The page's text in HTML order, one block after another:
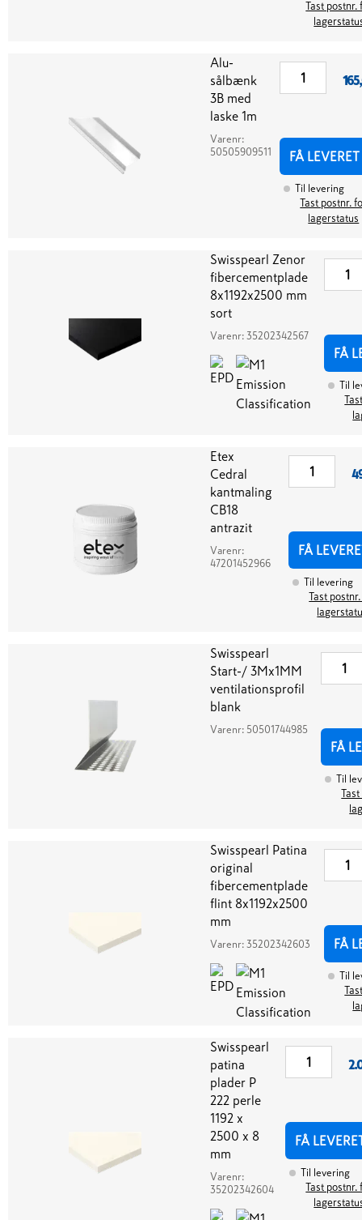
Tast postnr.
Alu-
sålbænk
3B med
laske 1m
Varenr:
50505909511
FÅ LEVERET
Til levering
Tast postnr.
lagerstatus
Swisspearl Zenor
fibercementplade
8x1192x2500 mm
sort
Varenr: 35202342567
FÅ
Til
Etex
Cedral
kantmaling
CB18
antrazit
Varenr:
47201452966
FÅ
Til levering
Tast
Swisspearl
Start-/ 3Mx1MM
ventilationsprofil
blank
Varenr: 50501744985
FÅ
Til
Swisspearl Patina
original
fibercementplade
flint 8x1192x2500
mm
Varenr: 35202342603 FÅ
Til
Swisspearl
patina
plader P
222 perle
1192 x
2500 x 8
mm
Varenr:
35202342604
FÅ
Til levering
Tast postnr.